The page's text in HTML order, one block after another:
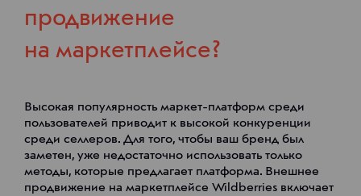
продвижение
на маркетплейсе?
Высокая популярность маркет-платформ среди
пользователей приводит к высокой конкуренции
среди селлеров. Для того, чтобы ваш бренд был
заметен, уже недостаточно использовать только
методы, которые предлагает платформа. Внешнее
продвижение на маркетплейсе Wildberries включает